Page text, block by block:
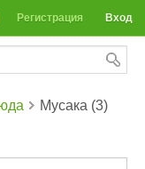
Вход
Регистрация
Мусака (3)